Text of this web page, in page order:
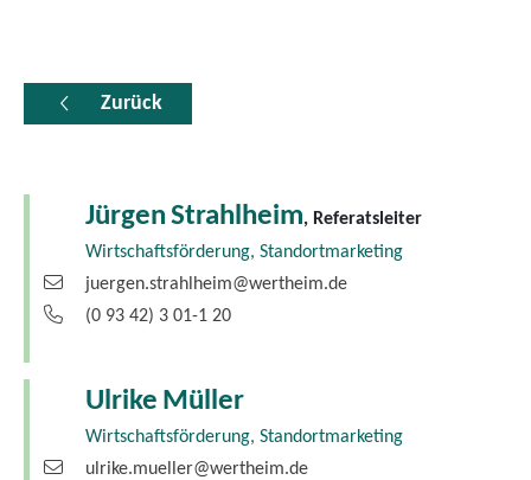
Zurück
JürgenStrahlheim, Referatsleiter
Wirtschaftsförderung, Standortmarketing
juergen.strahlheim@wertheim.de
(0 93 42) 3 01-1 20
Ulrike Müller
Wirtschaftsförderung, Standortmarketing
ulrike.mueller@wertheim.de